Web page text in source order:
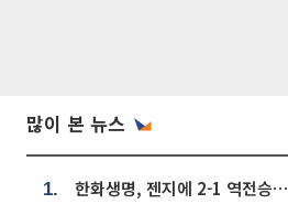
많이 본 뉴스
1.